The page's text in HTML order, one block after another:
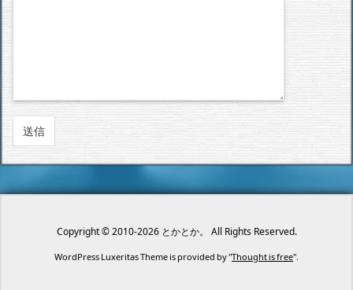
Copyright ©2010-2026 とかとか。 All Rights Reserved.
WordPress Luxeritas Theme is provided by "Thought is free".